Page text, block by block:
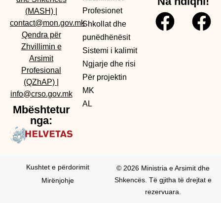
(MASH)
contact@mon.gov.mk
Qendra për
Zhvillimin e
Arsimit
Profesional
(QZhAP)
info@crso.gov.mk
Mbështetur
nga:
Profesionet
Shkollat dhe
punëdhënësit
Sistemi i kalimit
Ngjarje dhe risi
Për projektin
MK
AL
© 2026 Ministria e Arsimit dhe
Shkencës. Të gjitha të drejtat e
rezervuara.
Kushtet e përdorimit
Mirënjohje